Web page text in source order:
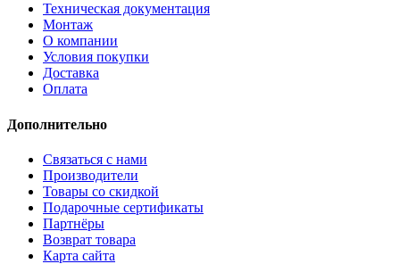
Техническая документация
Монтаж
О компании
Условия покупки
Доставка
Оплата
Дополнительно
Связаться с нами
Производители
Товары со скидкой
Подарочные сертификаты
Партнёры
Возврат товара
Карта сайта